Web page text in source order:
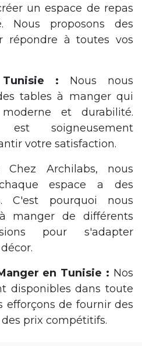
un espace de repas
Nous proposons des
répondre à toutes vos
: Nous nous
tables à manger qui
et durabilité.
soigneusement
votre satisfaction.
Chez Archilabs, nous
espace a des
C'est pourquoi nous
manger de différents
pour s'adapter
en Tunisie : Nos
disponibles dans toute
efforçons de fournir des
prix compétitifs.